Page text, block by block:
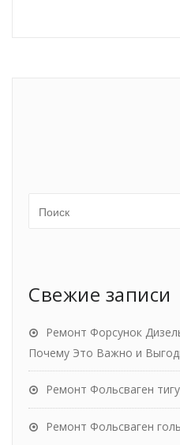
Свежие записи
Ремонт Форсунок
Почему Это Важно и
Ремонт Фольсваген
Ремонт Фольсваген